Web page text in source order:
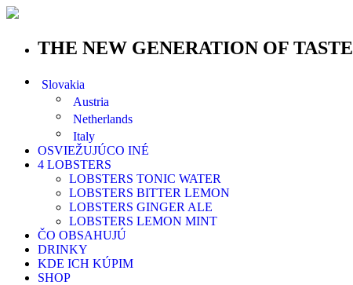
THE NEW GENERATION OF TASTE
Slovakia
Austria
Netherlands
Italy
OSVIEŽUJÚCO INÉ
4 LOBSTERS
LOBSTERS TONIC WATER
LOBSTERS BITTER LEMON
LOBSTERS GINGER ALE
LOBSTERS LEMON MINT
ČO OBSAHUJÚ
DRINKY
KDE ICH KÚPIM
SHOP